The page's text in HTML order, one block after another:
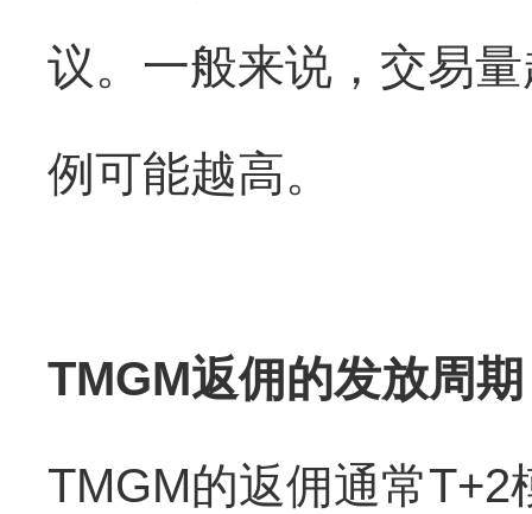
议。一般来说，交易
例可能越高。
TMGM返佣的发放周期
TMGM的返佣通常